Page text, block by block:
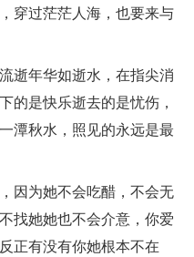
穿过茫茫人海，也要来与
逝年华如逝水，在指尖消
的是快乐逝去的是忧伤，
潭秋水，照见的永远是最
因为她不会吃醋，不会无
找她她也不会介意，你爱
正有没有你她根本不在